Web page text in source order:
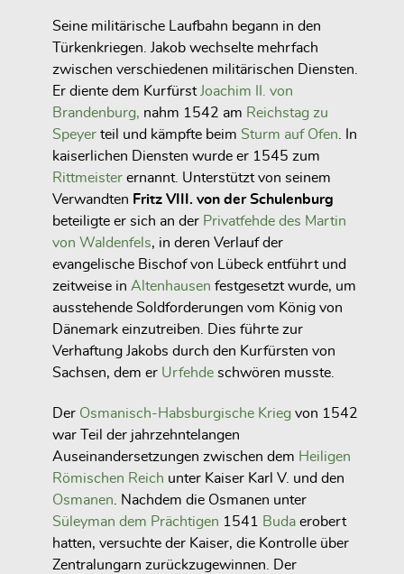
Seine militärische Laufbahn begann in den
Türkenkriegen. Jakob wechselte mehrfach
zwischen verschiedenen militärischen Diensten.
Er diente dem KurfürstJoachim II. von
Brandenburg, nahm 1542 am Reichstag zu
Speyer teil und kämpfte beim Sturm auf Ofen. In
kaiserlichen Diensten wurde er 1545 zum
Rittmeister ernannt. Unterstützt von seinem
Verwandten Fritz VIII. von der Schulenburg
beteiligte er sich an der Privatfehde des Martin
von Waldenfels, in deren Verlauf der
evangelische Bischof von Lübeck entführt und
zeitweise in Altenhausen festgesetzt wurde, um
ausstehende Soldforderungen vom König von
Dänemark einzutreiben. Dies führte zur
Verhaftung Jakobs durch den Kurfürsten von
Sachsen, dem er Urfehde schwören musste.
Der Osmanisch-Habsburgische Krieg von 1542
war Teil der jahrzehntelangen
Auseinandersetzungen zwischen dem Heiligen
Römischen Reich unter Kaiser Karl V. und den
Osmanen. Nachdem die Osmanen unter
Süleyman dem Prächtigen 1541 Buda erobert
hatten, versuchte der Kaiser, die Kontrolle über
Zentralungarn zurückzugewinnen. Der